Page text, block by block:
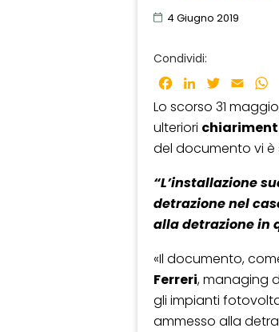
4 Giugno 2019
Condividi:
Facebook
LinkedInTwitter
Email
Lo scorso 31
ulteriori
del documento vi è
“L’installazione
detrazione nel
alla detrazione in
«Il documento,
Ferreri, managing
gli impianti
ammesso alla